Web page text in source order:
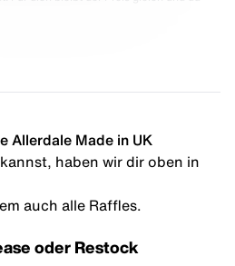
Allerdale Made in UK
haben wir dir oben in
auch alle Raffles.
oder Restock